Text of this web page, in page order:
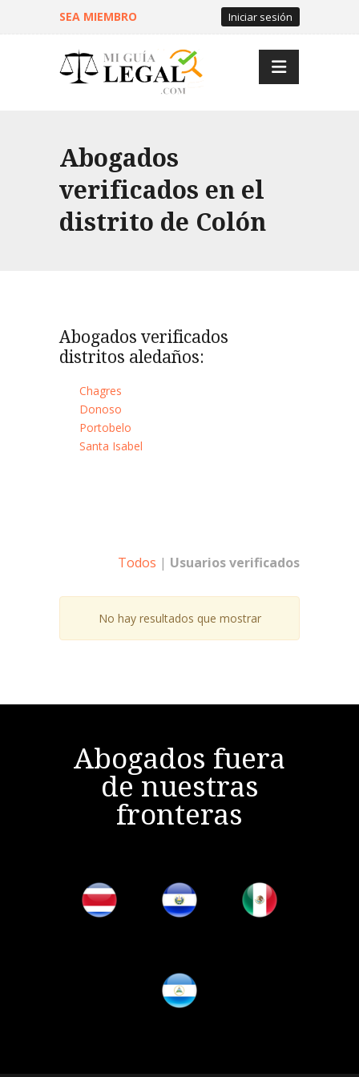
SEA MIEMBRO Iniciar sesión
Abogados
verificados en el
distrito de Colón
Abogados verificados
distritos aledaños:
Chagres
Donoso
Portobelo
Santa Isabel
Todos | Usuarios verificados
No hay resultados que mostrar
Abogados fuera
de nuestras
fronteras